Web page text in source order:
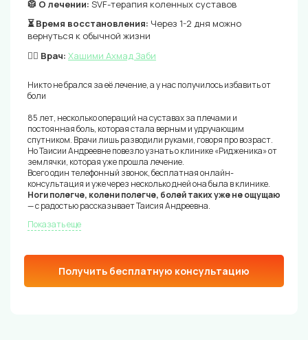
🥼 О лечении: SVF-терапия коленных суставов
⏳ Время восстановления: Через 1-2 дня можно
вернуться к обычной жизни
👨‍⚕️ Врач: Хашими Ахмад Заби
Никто не брался за её лечение, а у нас получилось избавить от
боли
85 лет, несколько операций на суставах за плечами и
постоянная боль, которая стала верным и удручающим
спутником. Врачи лишь разводили руками, говоря про возраст.
Но Таисии Андреевне повезло узнать о клинике «Ридженика» от
землячки, которая уже прошла лечение.
Всего один телефонный звонок, бесплатная онлайн-
консультация и уже через несколько дней она была в клинике.
Ноги полегче, колени полегче, болей таких уже не ощущаю
— с радостью рассказывает Таисия Андреевна.
Показать еще
Получить бесплатную консультацию